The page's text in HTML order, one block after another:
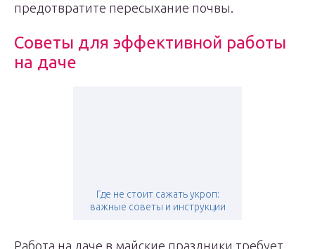
предотвратите пересыхание почвы.
Советы для эффективной работы
на даче
Где не стоит сажать укроп:
важные советы и инструкции
Работа на даче в майские праздники требует